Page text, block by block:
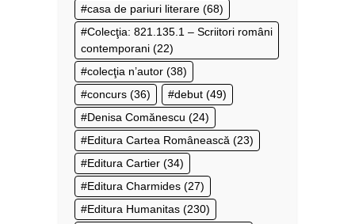
casa de pariuri literare (68)
Colecţia: 821.135.1 – Scriitori români
contemporani (22)
colecţia n’autor (38)
concurs (36) debut (49)
Denisa Comănescu (24)
Editura Cartea Românească (23)
Editura Cartier (34)
Editura Charmides (27)
Editura Humanitas (230)